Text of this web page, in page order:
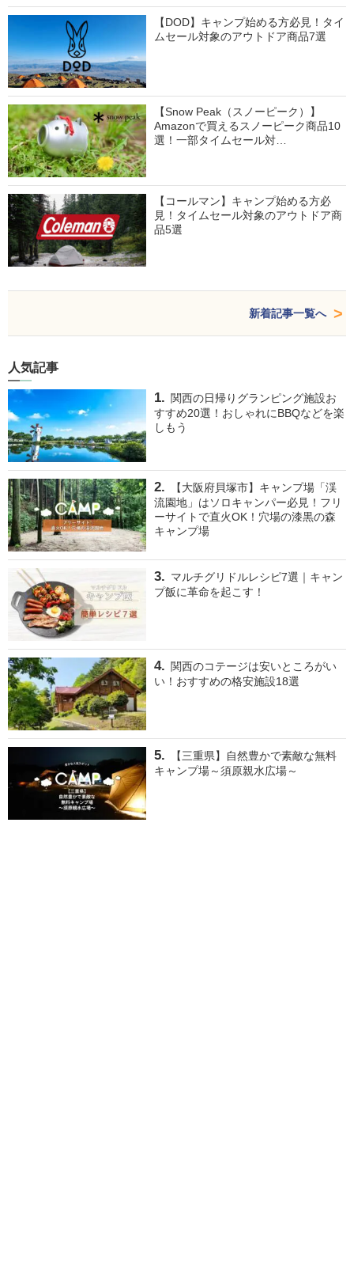
【DOD】キャンプ始める方必見！タイ
ムセール対象のアウトドア商品7選
【Snow Peak（スノーピーク）】
Amazonで買えるスノーピーク商品10
選！一部タイムセール対…
【コールマン】キャンプ始める方必
見！タイムセール対象のアウトドア商
品5選
新着記事一覧へ
人気記事
関西の日帰りグランピング施設お
すすめ20選！おしゃれにBBQなどを楽
しもう
【大阪府貝塚市】キャンプ場「渓
流園地」はソロキャンパー必見！フリ
ーサイトで直火OK！穴場の漆黒の森
キャンプ場
マルチグリドルレシピ7選｜キャン
プ飯に革命を起こす！
関西のコテージは安いところがい
い！おすすめの格安施設18選
【三重県】自然豊かで素敵な無料
キャンプ場～須原親水広場～